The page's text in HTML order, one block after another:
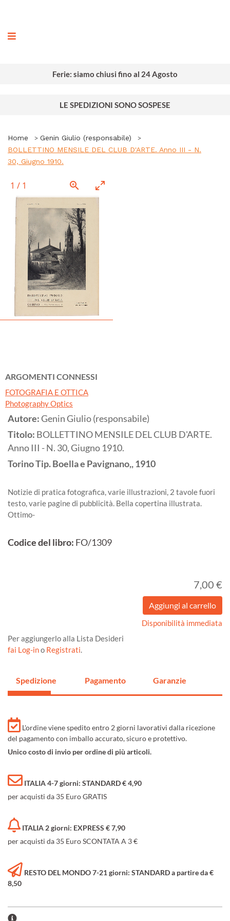
Ferie: siamo chiusi fino al 24 Agosto
LE SPEDIZIONI SONO SOSPESE
Home
Genin Giulio (responsabile)
BOLLETTINO MENSILE DEL CLUB D'ARTE. Anno III - N.
30, Giugno 1910.
1 / 1
ARGOMENTI CONNESSI
FOTOGRAFIA E OTTICA
Photography Optics
Autore:Genin Giulio (responsabile)
Titolo: BOLLETTINO MENSILE DEL CLUB D'ARTE.
Anno III - N. 30, Giugno 1910.
TorinoTip. Boella e Pavignano,,1910
Notizie di pratica fotografica, varie illustrazioni, 2 tavole fuori
testo, varie pagine di pubblicità. Bella copertina illustrata.
Ottimo-
Codice del libro: FO/1309
7,00 €
Disponibilità immediata
Per aggiungerlo alla Lista Desideri
fai Log-ino Registrati.
Spedizione Pagamento Garanzie
L'ordine viene spedito entro 2 giorni lavorativi dalla ricezione
del pagamento con imballo accurato, sicuro e protettivo.
Unico costo di invio per ordine di più articoli.
ITALIA 4-7 giorni: STANDARD € 4,90
per acquisti da 35 Euro GRATIS
ITALIA 2 giorni: EXPRESS € 7,90
per acquisti da 35 Euro SCONTATA A 3 €
RESTO DEL MONDO 7-21 giorni: STANDARD a partire da €
8,50